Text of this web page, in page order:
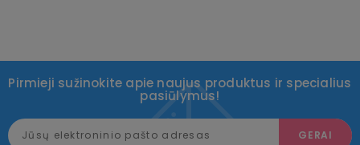
Pirmieji sužinokite apie naujus produktus ir specialius
pasiūlymus!